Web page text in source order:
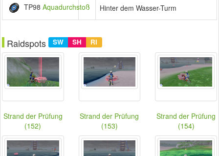
TP98 Aquadurchstoß Hinter dem Wasser-Turm
Raidspots SW SH RI
Strand der Prüfung
(152)
Strand der Prüfung
(153)
Strand der Prüfung
(154)